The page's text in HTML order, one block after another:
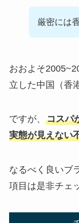
厳密には
おおよそ
立した中国（香
ですが、 コスパ
実態が見えない
なるべく良いブ
項目は是非チェ